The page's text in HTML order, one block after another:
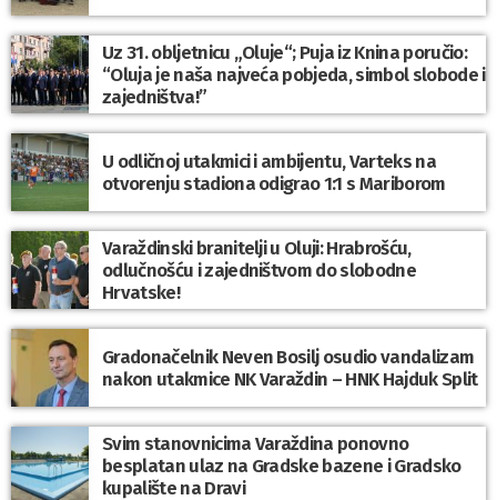
Uz 31. obljetnicu „Oluje“; Puja iz Knina poručio:
“Oluja je naša najveća pobjeda, simbol slobode i
zajedništva!”
U odličnoj utakmici i ambijentu, Varteks na
otvorenju stadiona odigrao 1:1 s Mariborom
Varaždinski branitelji u Oluji: Hrabrošću,
odlučnošću i zajedništvom do slobodne
Hrvatske!
Gradonačelnik Neven Bosilj osudio vandalizam
nakon utakmice NK Varaždin – HNK Hajduk Split
Svim stanovnicima Varaždina ponovno
besplatan ulaz na Gradske bazene i Gradsko
kupalište na Dravi